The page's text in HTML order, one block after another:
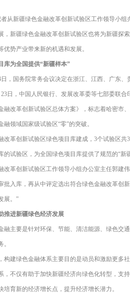
者从新疆绿色金融改革创新试验区工作领导小
，新疆绿色金融改革创新试验区也将为新疆探
优势产业带来新的机遇和发展。
库为全国提供“新疆样本”
日，国务院常务会议决定在浙江、江西、广东
23日，中国人民银行、发展改革委等七部委联
融改革创新试验区总体方案》，标志着哈密市
融领域国家级试验区“零”的突破。
改革创新试验区绿色项目库建成，3个试验区
的试验区，为全国绿色项目库提供了规范的“新
改革创新试验区工作领导小组办公室主任郭建
批入库，再从中评定选出符合绿色金融改革创
展。”
推进新疆绿色经济发展
融主要是针对环保、节能、清洁能源、绿色交
构建绿色金融体系主要目的是动员和激励更多
，不仅有助于加快新疆经济向绿色化转型，支
培育新的经济增长点，提升经济增长潜力。